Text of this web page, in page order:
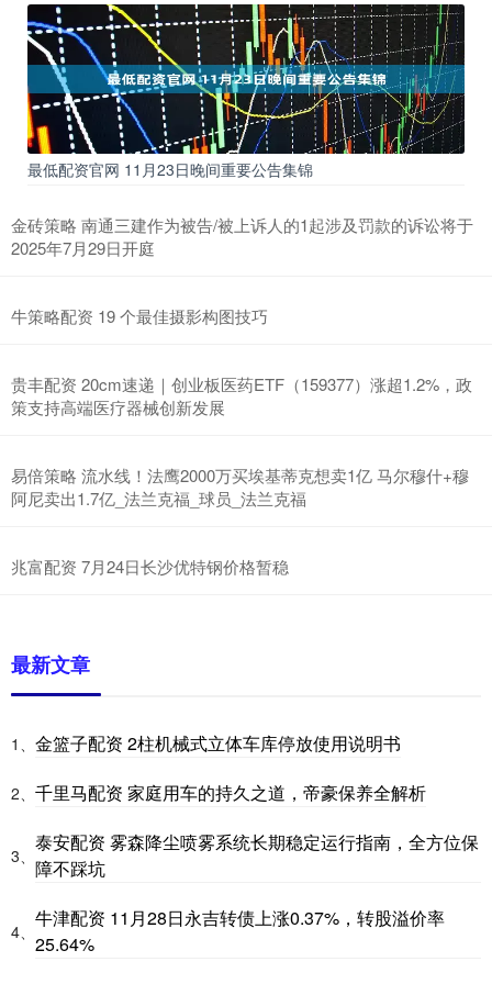
最低配资官网 11月23日晚间重要公告集锦
金砖策略 南通三建作为被告/被上诉人的1起涉及罚款的诉讼将于
2025年7月29日开庭
牛策略配资 19 个最佳摄影构图技巧
贵丰配资 20cm速递｜创业板医药ETF（159377）涨超1.2%，政
策支持高端医疗器械创新发展
易倍策略 流水线！法鹰2000万买埃基蒂克想卖1亿 马尔穆什+穆
阿尼卖出1.7亿_法兰克福_球员_法兰克福
兆富配资 7月24日长沙优特钢价格暂稳
最新文章
1、 金篮子配资 2柱机械式立体车库停放使用说明书
2、 千里马配资 家庭用车的持久之道，帝豪保养全解析
3、
泰安配资 雾森降尘喷雾系统长期稳定运行指南，全方位保
障不踩坑
4、
牛津配资 11月28日永吉转债上涨0.37%，转股溢价率
25.64%